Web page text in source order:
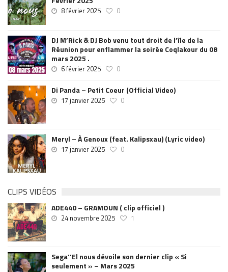
8 février 2025 0
DJ M’Rick & DJ Bob venu tout droit de l’île de la
Réunion pour enflammer la soirée Coqlakour du 08
mars 2025 .
6 février 2025 0
Di Panda – Petit Coeur (Official Video)
17 janvier 2025 0
Meryl – À Genoux (feat. Kalipsxau) (Lyric video)
17 janvier 2025 0
CLIPS VIDÉOS
ADE440 – GRAMOUN ( clip officiel )
24 novembre 2025 1
Sega’’El nous dévoile son dernier clip « Si
seulement » – Mars 2025